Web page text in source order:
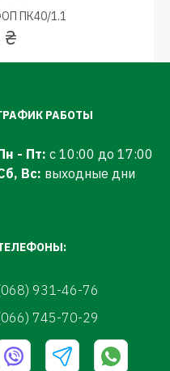
ПК40/1.1
₴
РАБОТЫ
- Пт: с 10:00 до 17:00
Вс: выходные дни
931-46-76
745-70-29